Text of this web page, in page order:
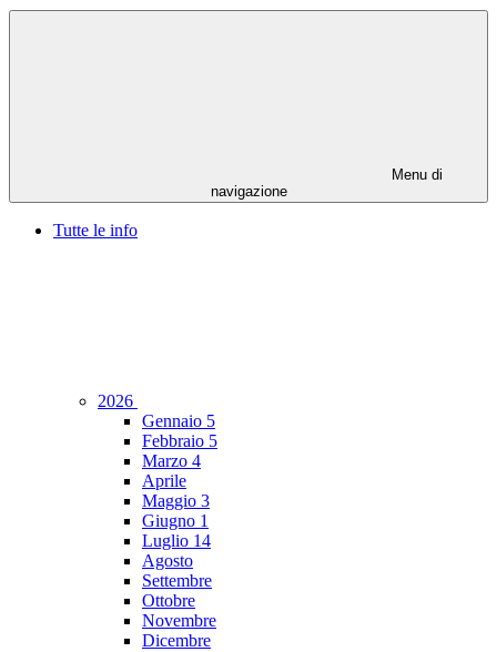
Menu di
navigazione
Tutte le info
2026
Gennaio 5
Febbraio 5
Marzo 4
Aprile
Maggio 3
Giugno 1
Luglio 14
Agosto
Settembre
Ottobre
Novembre
Dicembre